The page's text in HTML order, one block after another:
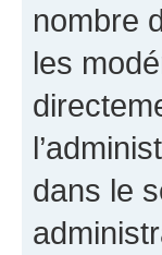
nombre
les
dans le